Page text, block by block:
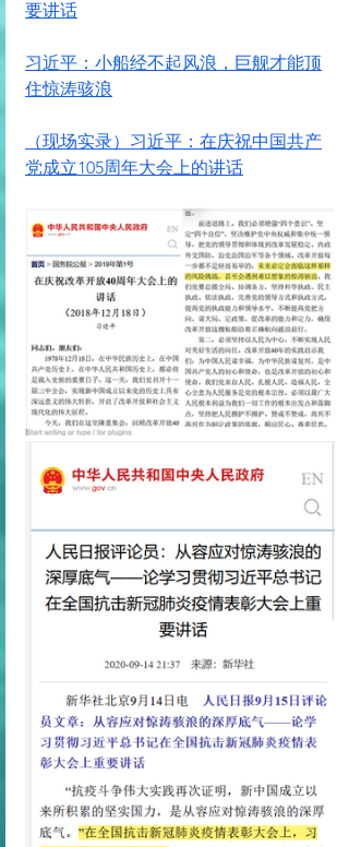
要讲话
习近平：小船经不起风浪，巨舰才能顶
住惊涛骇浪
（现场实录）习近平：在庆祝中国共产
党成立105周年大会上的讲话